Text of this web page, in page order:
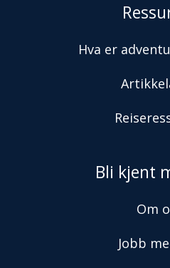
Hva er
Bli kjent
Om
Jobb